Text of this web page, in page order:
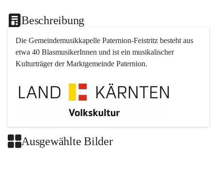
Beschreibung
Die Gemeindemusikkapelle Paternion-Feistritz besteht aus
etwa 40 BlasmusikerInnen und ist ein musikalischer
Kulturträger der Marktgemeinde Paternion.
Ausgewählte Bilder